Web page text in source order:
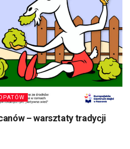
– warsztaty tradycji